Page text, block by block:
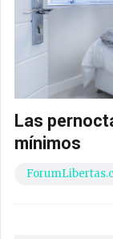
Las
mínimos